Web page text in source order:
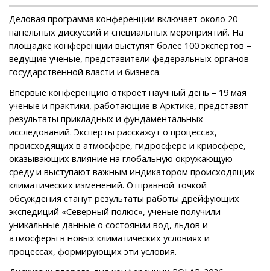
Деловая программа конференции включает около 20
панельных дискуссий и специальных мероприятий. На
площадке конференции выступят более 100 экспертов –
ведущие ученые, представители федеральных органов
государственной власти и бизнеса.
Впервые конференцию откроет научный день – 19 мая
ученые и практики, работающие в Арктике, представят
результаты прикладных и фундаментальных
исследований. Эксперты расскажут о процессах,
происходящих в атмосфере, гидросфере и криосфере,
оказывающих влияние на глобальную окружающую
среду и выступают важным индикатором происходящих
климатических изменений. Отправной точкой
обсуждения станут результаты работы дрейфующих
экспедиций «Северный полюс», ученые получили
уникальные данные о состоянии вод, льдов и
атмосферы в новых климатических условиях и
процессах, формирующих эти условия.